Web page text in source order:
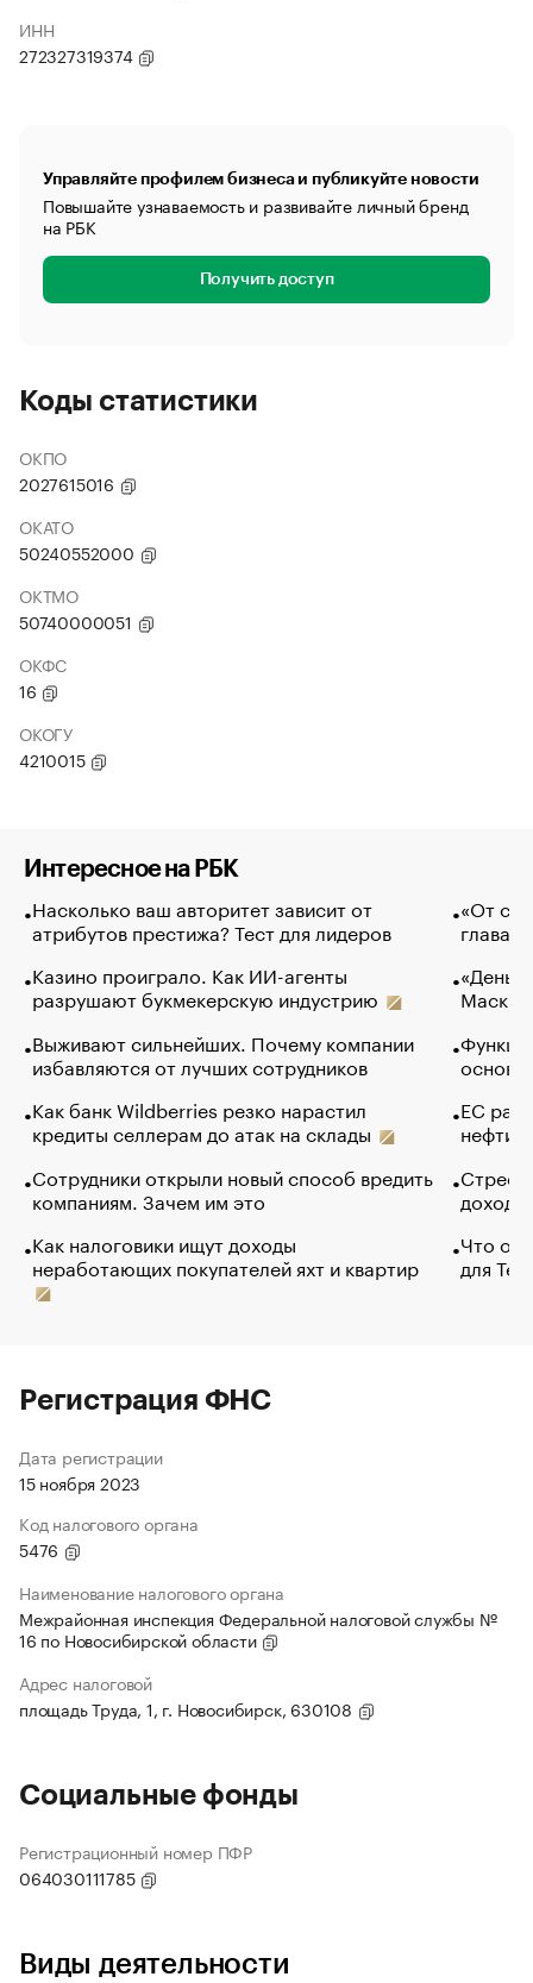
ИНН
272327319374
Управляйте профилем бизнеса и публикуйте новости
Повышайте узнаваемость и развивайте личный бренд
на РБК
Получить доступ
Коды статистики
ОКПО
2027615016
ОКАТО
50240552000
ОКТМО
50740000051
ОКФС
16
ОКОГУ
4210015
Интересное на РБК
Насколько ваш авторитет зависит от
атрибутов престижа? Тест для лидеров
Казино проиграло. Как ИИ-агенты
разрушают букмекерскую индустрию
Выживают сильнейших. Почему компании
избавляются от лучших сотрудников
Как банк Wildberries резко нарастил
кредиты селлерам до атак на склады
Сотрудники открыли новый способ вредить
компаниям. Зачем им это
Как налоговики ищут доходы
неработающих покупателей яхт и квартир
«От
глава
Маск в
основ
ЕС
нефти
Что
для
Регистрация ФНС
Дата регистрации
15 ноября 2023
Код налогового органа
5476
Наименование налогового органа
Межрайонная инспекция Федеральной налоговой службы №
16 по Новосибирской области
Адрес налоговой
площадь Труда, 1, г. Новосибирск, 630108
Социальные фонды
Регистрационный номер ПФР
064030111785
Виды деятельности